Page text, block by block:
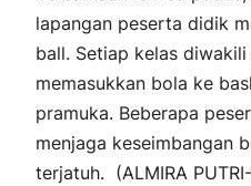
lapangan peserta didik
ball. Setiap kelas
memasukkan bola ke
pramuka. Beberapa
menjaga keseimbangan
terjatuh. (ALMIRA